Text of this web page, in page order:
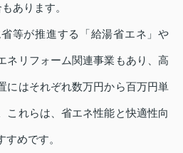
あります。
等が推進する「給湯省エネ」や
ネリフォーム関連事業もあり、高
にはそれぞれ数万円から百万円単
これらは、省エネ性能と快適性向
すめです。